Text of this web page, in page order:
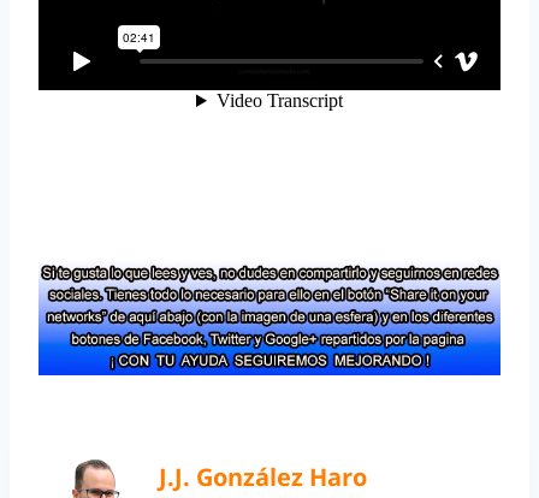
J.J. González Haro